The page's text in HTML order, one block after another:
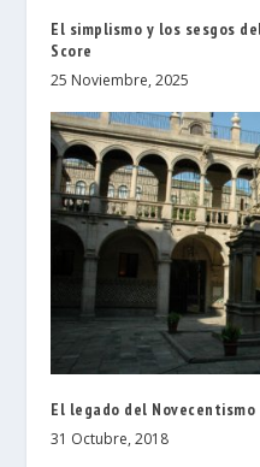
El simplismo y los sesgos
Score
25 Noviembre, 2025
El legado del Novecentismo
31 Octubre, 2018